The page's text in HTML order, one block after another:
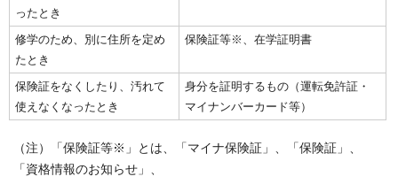
ったとき
修学のため、別に住所を定め
たとき
保険証等※、在学証明書
保険証をなくしたり、汚れて
使えなくなったとき
身分を証明するもの（運転免許証・
マイナンバーカード等）
（注）「保険証等※」とは、「マイナ保険証」、「保険証」、
「資格情報のお知らせ」、